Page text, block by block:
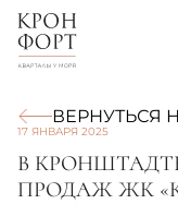
ВЕРНУТЬСЯ
17 ЯНВАРЯ 2025
В
ПРОДАЖ ЖК